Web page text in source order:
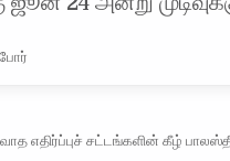
போர்
எதிர்ப்புச் சட்டங்களின் கீழ்